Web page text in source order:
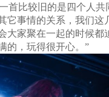
首比较旧的是四个人共
它事情的关系，我们这
大家聚在一起的时候都
的，玩得很开心。”